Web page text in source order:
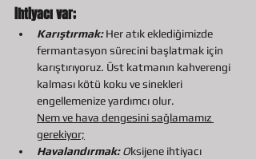
ihtiyacı var;
Karıştırmak: Her atık eklediğimizde
fermantasyon sürecini başlatmak için
karıştırıyoruz. Üst katmanın kahverengi
kalması kötü koku ve sinekleri
engellemenize yardımcı olur.
Nem ve hava dengesini sağlamamız
gerekiyor;
Havalandırmak: Oksijene ihtiyacı